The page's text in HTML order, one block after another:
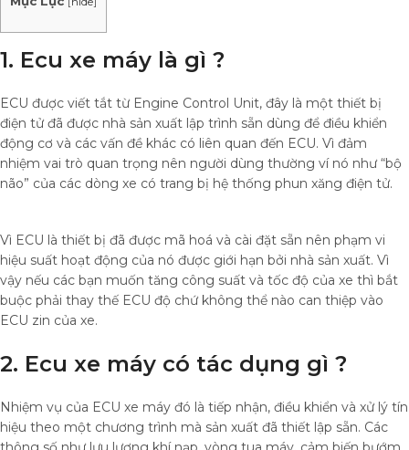
1. Ecu xe máy là gì ?
ECU được viết tắt từ Engine Control Unit, đây là một thiết bị
điện tử đã được nhà sản xuất lập trình sẵn dùng để điều khiển
động cơ và các vấn đề khác có liên quan đến ECU. Vì đảm
nhiệm vai trò quan trọng nên người dùng thường ví nó như “bộ
não” của các dòng xe có trang bị hệ thống phun xăng điện tử.
Vì ECU là thiết bị đã được mã hoá và cài đặt sẵn nên phạm vi
hiệu suất hoạt động của nó được giới hạn bởi nhà sản xuất. Vì
vậy nếu các bạn muốn tăng công suất và tốc độ của xe thì bắt
buộc phải thay thế ECU độ chứ không thể nào can thiệp vào
ECU zin của xe.
2. Ecu xe máy có tác dụng gì ?
Nhiệm vụ của ECU xe máy đó là tiếp nhận, điều khiển và xử lý tín
hiệu theo một chương trình mà sản xuất đã thiết lập sẵn. Các